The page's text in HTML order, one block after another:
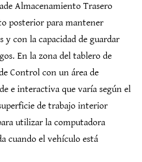
Almacenamiento Trasero
posterior para mantener
y con la capacidad de guardar
En la zona del tablero de
Control con un área de
e interactiva que varía según el
de trabajo interior
utilizar la computadora
cuando el vehículo está